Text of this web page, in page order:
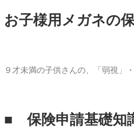
お子様用メガネの
９才未満の子供さんの、「弱視」
■ 保険申請基礎知